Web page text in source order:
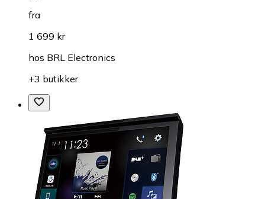
fra
1 699 kr
hos BRL Electronics
+3 butikker